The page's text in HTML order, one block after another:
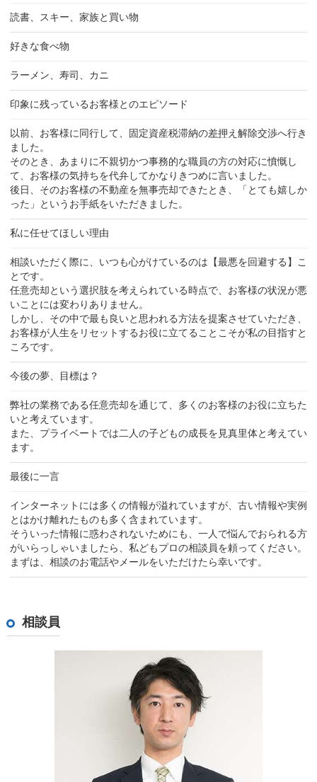
読書、スキー、家族と買い物
好きな食べ物
ラーメン、寿司、カニ
印象に残っているお客様とのエピソード
以前、お客様に同行して、固定資産税滞納の差押え解除交渉へ行き
ました。
そのとき、あまりに不親切かつ事務的な職員の方の対応に憤慨し
て、お客様の気持ちを代弁してかなりきつめに言いました。
後日、そのお客様の不動産を無事売却できたとき、「とても嬉しか
った」というお手紙をいただきました。
私に任せてほしい理由
相談いただく際に、いつも心がけているのは【最悪を回避する】こ
とです。
任意売却という選択肢を考えられている時点で、お客様の状況が悪
いことには変わりありません。
しかし、その中で最も良いと思われる方法を提案させていただき、
お客様が人生をリセットするお役に立てることこそが私の目指すと
ころです。
今後の夢、目標は？
弊社の業務である任意売却を通じて、多くのお客様のお役に立ちた
いと考えています。
また、プライベートでは二人の子どもの成長を見真里体と考えてい
ます。
最後に一言
インターネットには多くの情報が溢れていますが、古い情報や実例
とはかけ離れたものも多く含まれています。
そういった情報に惑わされないためにも、一人で悩んでおられる方
がいらっしゃいましたら、私どもプロの相談員を頼ってください。
まずは、相談のお電話やメールをいただけたら幸いです。
相談員